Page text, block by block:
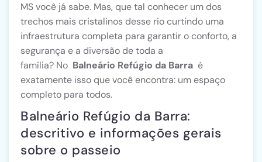
MS você já sabe. Mas, que tal conhecer um dos
trechos mais cristalinos desse rio curtindo uma
infraestrutura completa para garantir o conforto, a
segurança e a diversão de toda a
família? No Balneário Refúgio da Barra é
exatamente isso que você encontra: um espaço
completo para todos.
Balneário Refúgio da Barra:
descritivo e informações gerais
sobre o passeio